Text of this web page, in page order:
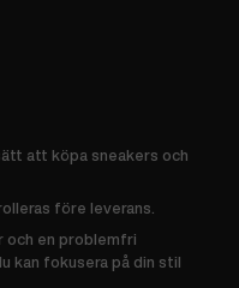
att köpa sneakers och
före leverans.
och en problemfri
kan fokusera på din stil